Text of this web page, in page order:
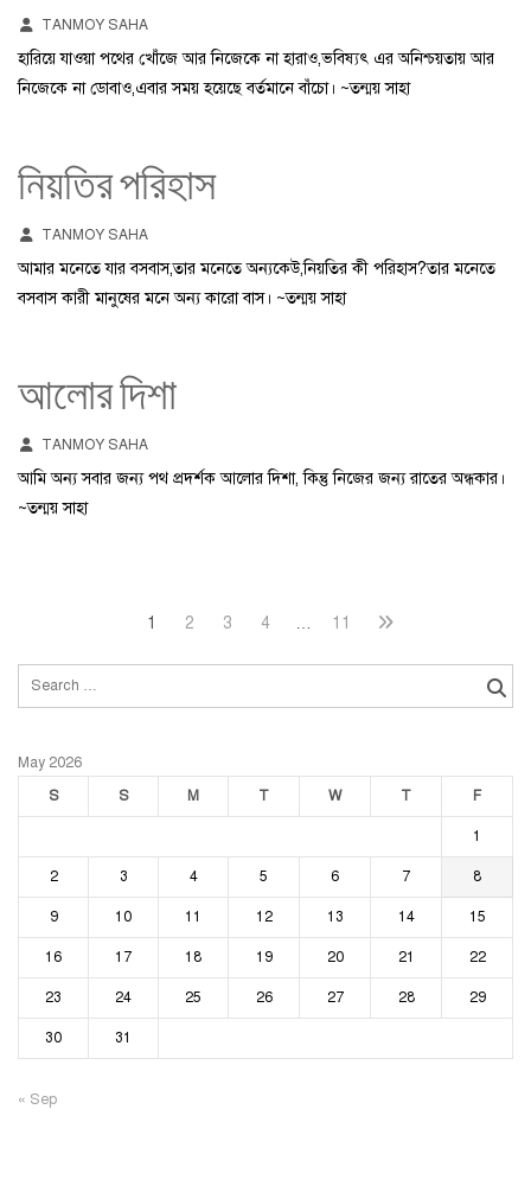
TANMOY SAHA
হারিয়ে যাওয়া পথের খোঁজে আর নিজেকে না হারাও,ভবিষ্যৎ এর অনিশ্চয়তায় আর
নিজেকে না ডোবাও,এবার সময় হয়েছে বর্তমানে বাঁচো। ~তন্ময় সাহা
নিয়তির পরিহাস
TANMOY SAHA
আমার মনেতে যার বসবাস,তার মনেতে অন্যকেউ,নিয়তির কী পরিহাস?তার মনেতে
বসবাস কারী মানুষের মনে অন্য কারো বাস। ~তন্ময় সাহা
আলোর দিশা
TANMOY SAHA
আমি অন্য সবার জন্য পথ প্রদর্শক আলোর দিশা, কিন্তু নিজের জন্য রাতের অন্ধকার।
~তন্ময় সাহা
Posts
pagination
Page
1 Page
2 Page
3 Page
4 … Page
11
Next
Search
May 2026
S
S M T W T F
1
2 3 4 5 6 7 8
9 10 11 12 13 14 15
16 17 18 19 20 21 22
23 24 25 26 27 28 29
30 31
« Sep